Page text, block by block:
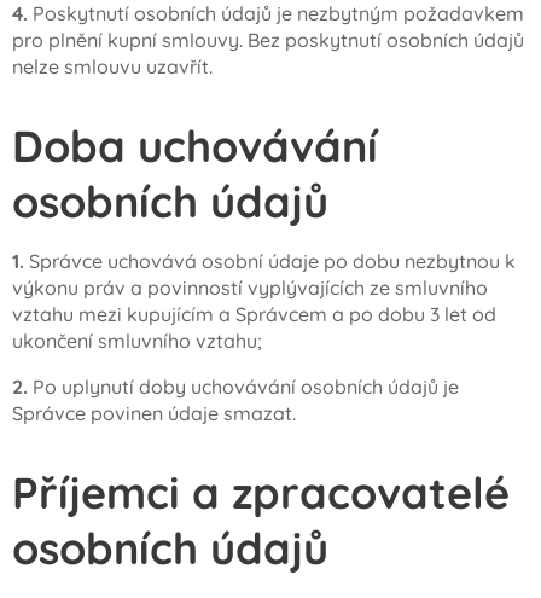
4. Poskytnutí osobních údajů je nezbytným požadavkem
pro plnění kupní smlouvy. Bez poskytnutí osobních údajů
nelze smlouvu uzavřít.
Doba uchovávání
osobních údajů
1. Správce uchovává osobní údaje po dobu nezbytnou k
výkonu práv a povinností vyplývajících ze smluvního
vztahu mezi kupujícím a Správcem a po dobu 3 let od
ukončení smluvního vztahu;
2. Po uplynutí doby uchovávání osobních údajů je
Správce povinen údaje smazat.
Příjemci a zpracovatelé
osobních údajů